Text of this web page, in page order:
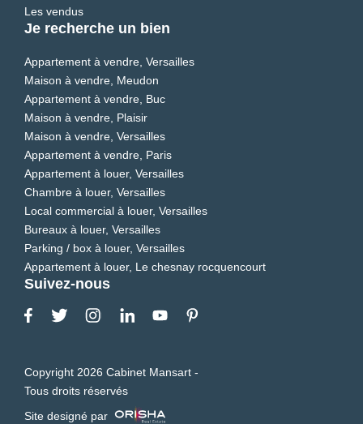
Les vendus
Je recherche un bien
Appartement à vendre, Versailles
Maison à vendre, Meudon
Appartement à vendre, Buc
Maison à vendre, Plaisir
Maison à vendre, Versailles
Appartement à vendre, Paris
Appartement à louer, Versailles
Chambre à louer, Versailles
Local commercial à louer, Versailles
Bureaux à louer, Versailles
Parking / box à louer, Versailles
Appartement à louer, Le chesnay rocquencourt
Suivez-nous
Copyright 2026 Cabinet Mansart -
Tous droits réservés
Site designé par